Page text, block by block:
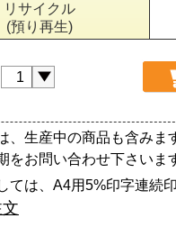
リサイクル
(預り再生)
生産中の商品も含みま
をお問い合わせ下さいま
は、A4用5%印字連続印